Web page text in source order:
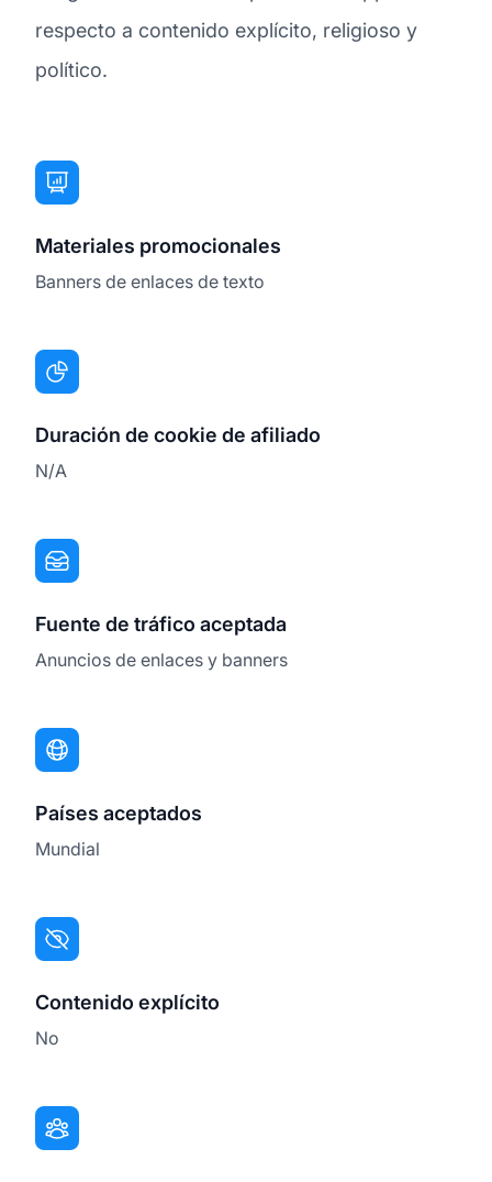
respecto a contenido explícito, religioso y
político.
Materiales promocionales
Banners de enlaces de texto
Duración de cookie de afiliado
N/A
Fuente de tráfico aceptada
Anuncios de enlaces y banners
Países aceptados
Mundial
Contenido explícito
No